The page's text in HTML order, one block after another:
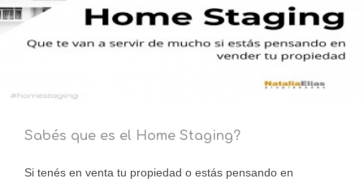
Sabés que es el Home Staging?
Si tenés en venta tu propiedad o estás pensando en